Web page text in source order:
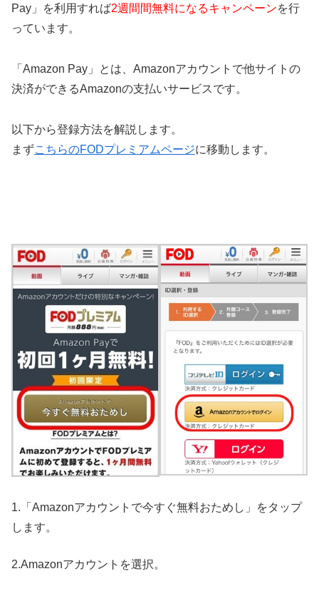
Pay」を利用すれば2週間間無料になるキャンペーンを行
っています。
「Amazon Pay」とは、Amazonアカウントで他サイトの
決済ができるAmazonの支払いサービスです。
以下から登録方法を解説します。
まずこちらのFODプレミアムページに移動します。
1.「Amazonアカウントで今すぐ無料おためし」をタップ
します。
2.Amazonアカウントを選択。